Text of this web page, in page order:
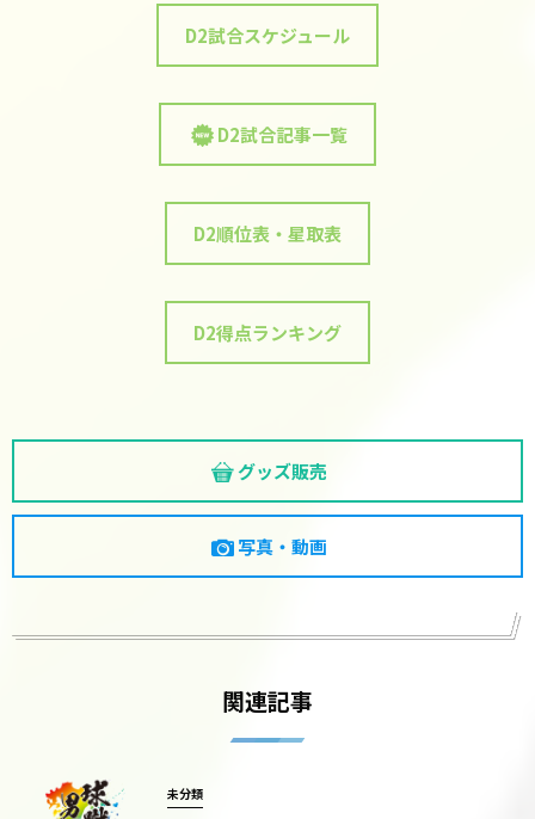
D2試合スケジュール
D2試合記事一覧
D2順位表・星取表
D2得点ランキング
グッズ販売
写真・動画
関連記事
未分類